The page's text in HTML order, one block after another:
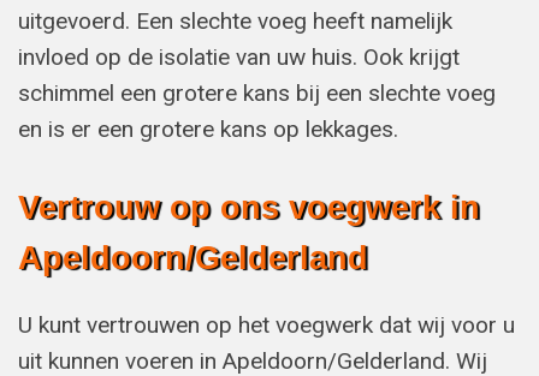
uitgevoerd. Een slechte voeg heeft namelijk
invloed op de isolatie van uw huis. Ook krijgt
schimmel een grotere kans bij een slechte voeg
en is er een grotere kans op lekkages.
Vertrouw op ons voegwerk in
Apeldoorn/Gelderland
U kunt vertrouwen op het voegwerk dat wij voor u
uit kunnen voeren in Apeldoorn/Gelderland. Wij